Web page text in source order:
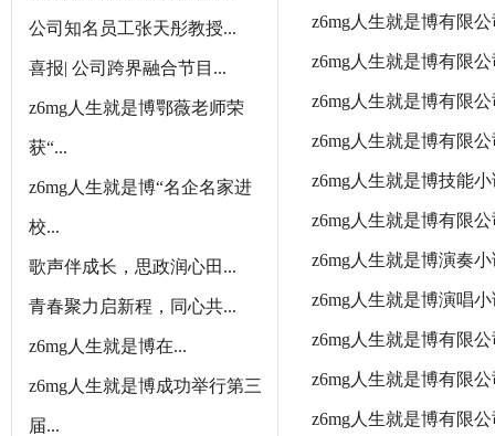
公司知名员工张天彤教授...
喜报| 公司跨界融合节目...
z6mg人生就是博鄂薇老师荣
获“...
z6mg人生就是博“名企名家进
校...
歌声伴成长，思政润心田...
青春聚力启新程，同心共...
z6mg人生就是博在...
z6mg人生就是博成功举行第三
届...
z6mg人生就是博有限
z6mg人生就是博有限
z6mg人生就是博有限
z6mg人生就是博有限
z6mg人生就是博技能
z6mg人生就是博有限
z6mg人生就是博演奏
z6mg人生就是博演唱
z6mg人生就是博有限
z6mg人生就是博有限
z6mg人生就是博有限